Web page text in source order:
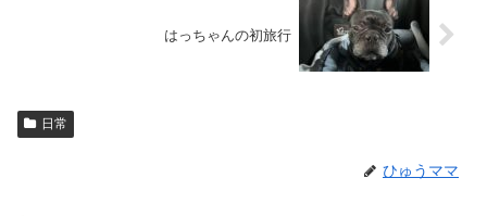
はっちゃんの初旅行
日常
ひゅうママ